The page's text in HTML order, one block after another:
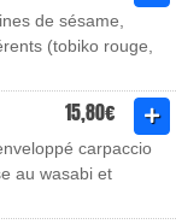
de sésame,
(tobiko rouge,
15,80€
carpaccio
au wasabi et